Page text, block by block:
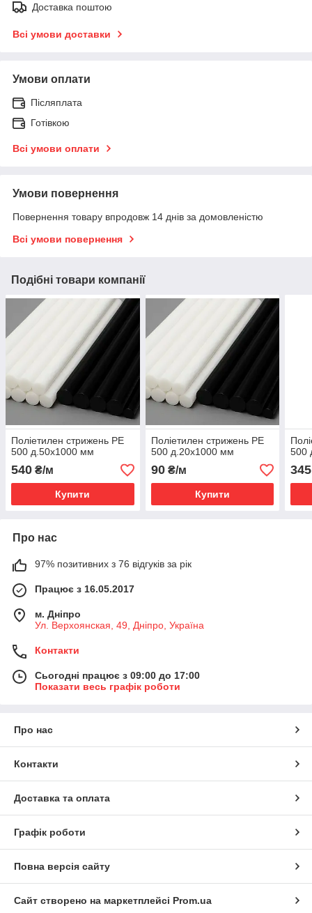
Доставка поштою
Всі умови доставки
Умови оплати
Післяплата
Готівкою
Всі умови оплати
Умови повернення
Повернення товару впродовж 14 днів за домовленістю
Всі умови повернення
Подібні товари компанії
Поліетилен стрижень РЕ
500 д.50х1000 мм
540 ₴/м
Купити
Поліетилен стрижень РЕ
500 д.20х1000 мм
90₴/м
Купити
500
345
Про нас
97% позитивних з 76 відгуків за рік
Працює з 16.05.2017
м. Дніпро
Ул. Верхоянская, 49, Дніпро, Україна
Контакти
Сьогодні працює з 09:00 до 17:00
Показати весь графік роботи
Про нас
Контакти
Доставка та оплата
Графік роботи
Повна версія сайту
Сайт створено на маркетплейсі Prom.ua